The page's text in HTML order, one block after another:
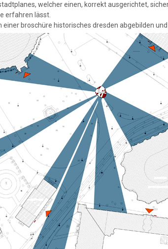
welcher einen, korrekt ausgerichtet,
erfahren lässt.
einer broschüre historisches dresden abgebilden